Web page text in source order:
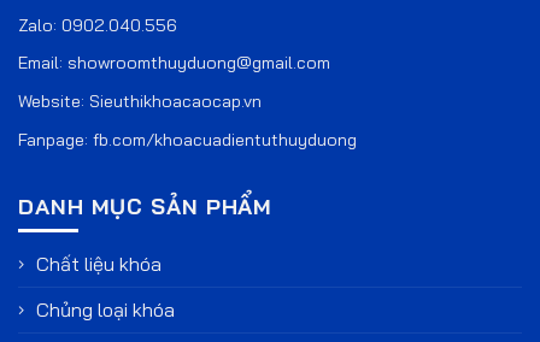
Zalo: 0902.040.556
Email: showroomthuyduong@gmail.com
Website: Sieuthikhoacaocap.vn
Fanpage: fb.com/khoacuadientuthuyduong
DANH MỤC SẢN PHẨM
Chất liệu khóa
Chủng loại khóa